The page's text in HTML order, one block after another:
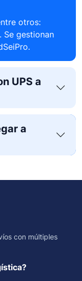
otros:
Se gestionan
UPS a
a
con múltiples